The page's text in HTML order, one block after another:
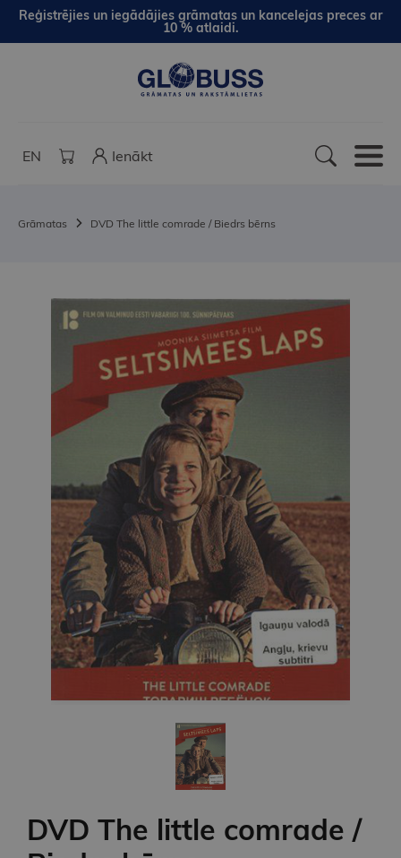
Reģistrējies un iegādājies grāmatas un kancelejas preces ar
10 % atlaidi.
EN Ienākt
Grāmatas DVD The little comrade / Biedrs bērns
DVD The little comrade /